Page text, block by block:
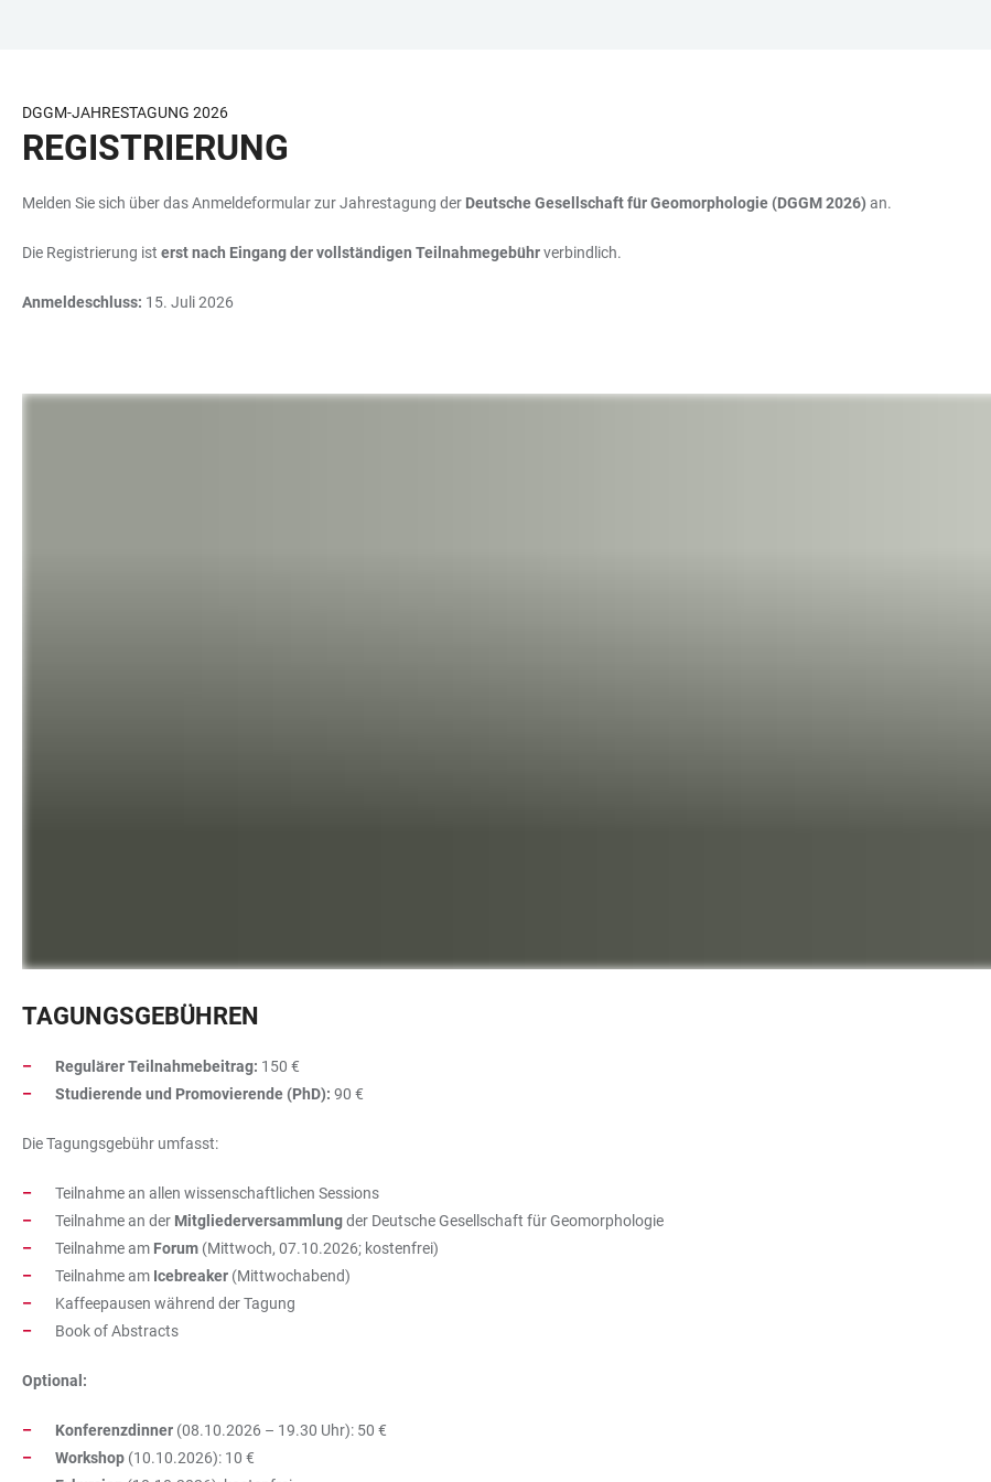
BARRIEREFREIHEIT
DGGM-JAHRESTAGUNG 2026
REGISTRIERUNG
Melden Sie sich über das Anmeldeformular zur Jahrestagung der Deutsche Gesellschaft für Geomorphologie (DGGM 2026) an.
Die Registrierung ist erst nach Eingang der vollständigen Teilnahmegebührverbindlich.
Anmeldeschluss: 15. Juli 2026
TAGUNGSGEBÜHREN
Regulärer Teilnahmebeitrag: 150 €
Studierende und Promovierende (PhD): 90 €
Die Tagungsgebühr umfasst:
Teilnahme an allen wissenschaftlichen Sessions
Teilnahme an der Mitgliederversammlungder Deutsche Gesellschaft für Geomorphologie
Teilnahme am Forum (Mittwoch, 07.10.2026; kostenfrei)
Teilnahme am Icebreaker (Mittwochabend)
Kaffeepausen während der Tagung
Book of Abstracts
Optional:
Konferenzdinner (08.10.2026 – 19.30 Uhr): 50 €
Workshop (10.10.2026): 10 €